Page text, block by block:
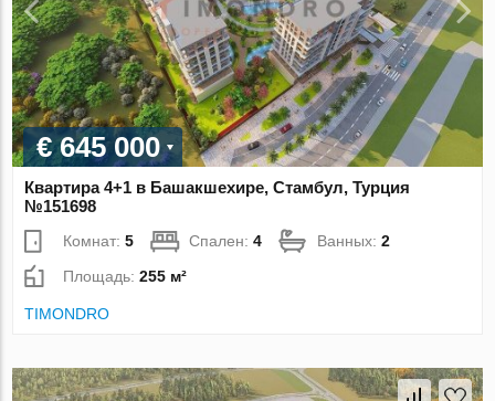
€ 645 000
Квартира 4+1 в Башакшехире, Стамбул, Турция
№151698
Комнат:5 Спален:4 Ванных:2
Площадь:255 м²
TIMONDRO